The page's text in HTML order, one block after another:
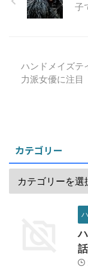
子
ハンドメイズテ
力派女優に注目
カテゴリー